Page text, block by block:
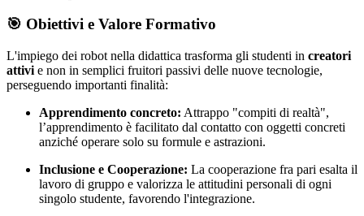
🎯 Obiettivi e Valore Formativo
L'impiego dei robot nella didattica trasforma gli studenti in creatori
attivi e non in semplici fruitori passivi delle nuove tecnologie,
perseguendo importanti finalità:
Apprendimento concreto: Attrappo "compiti di realtà",
l’apprendimento è facilitato dal contatto con oggetti concreti
anziché operare solo su formule e astrazioni.
Inclusione e Cooperazione: La cooperazione fra pari esalta il
lavoro di gruppo e valorizza le attitudini personali di ogni
singolo studente, favorendo l'integrazione.